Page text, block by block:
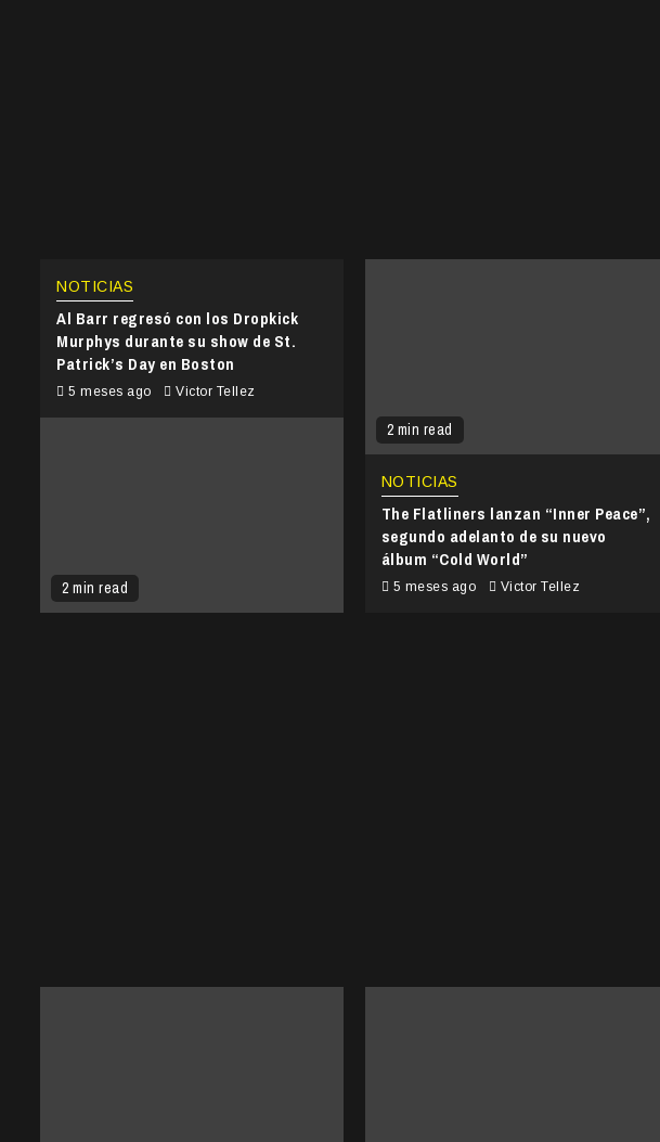
2 min read
NOTICIAS
Al Barr regresó con los Dropkick
Murphys durante su show de St.
Patrick’s Day en Boston
5 meses ago Victor Tellez
2 min read
NOTICIAS
The Flatliners lanzan “Inner Peace”,
segundo adelanto de su nuevo
álbum “Cold World”
5 meses ago Victor Tellez